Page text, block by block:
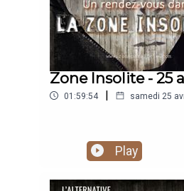
Zone Insolite - 25
01:59:54 | samedi 25
Play